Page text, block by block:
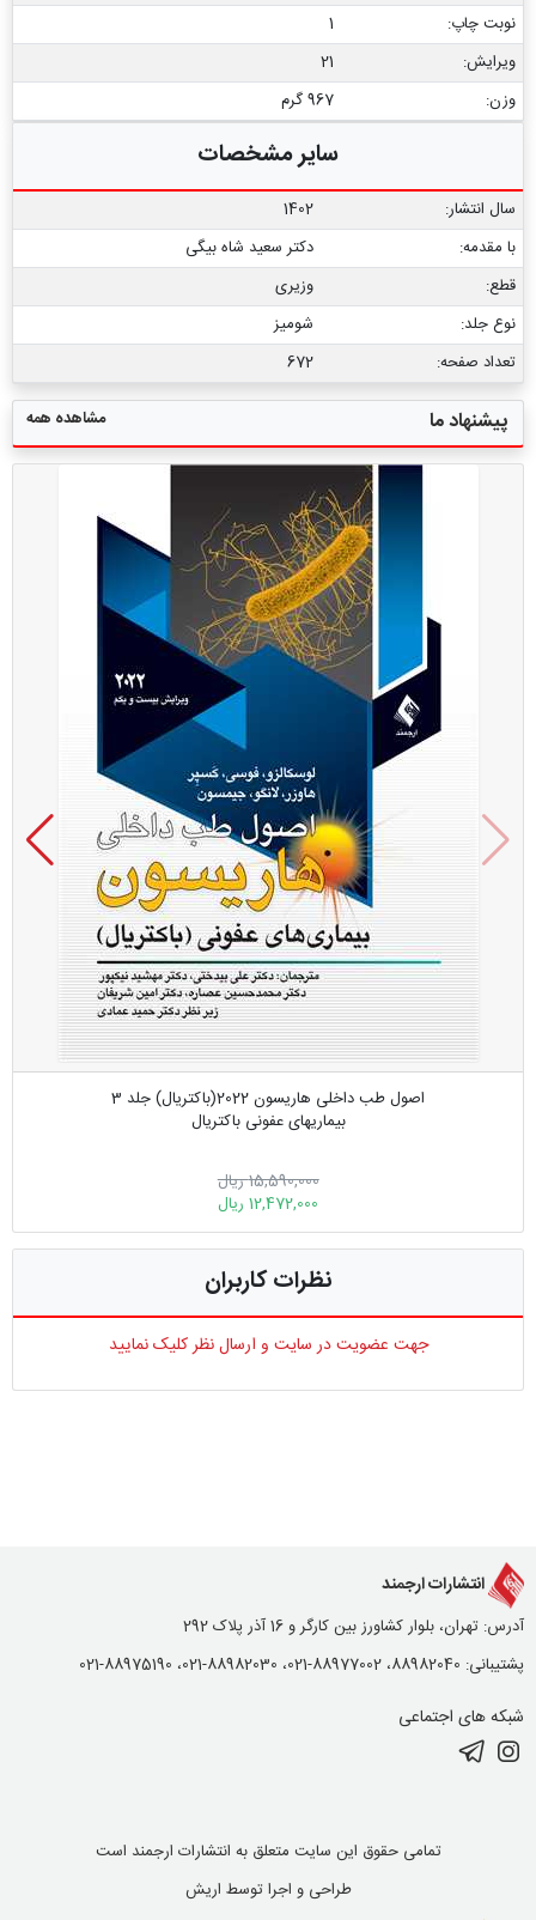
نوبت چاپ:
1
ویرایش:
21
وزن:
967 گرم
سایر مشخصات
سال انتشار:
1402
با مقدمه:
دکتر سعید شاه بیگی
قطع:
وزیری
نوع جلد:
شومیز
تعداد صفحه:
672
پیشنهاد ما مشاهده همه
اصول طب داخلی هاریسون 2022(باکتریال) جلد 3
بیماریهای عفونی باکتریال
15,590,000 ریال
12,472,000 ریال
نظرات کاربران
جهت عضویت در سایت و ارسال نظر کلیک نمایید
انتشارات ارجمند
آدرس: تهران، بلوار کشاورز بین کارگر و 16 آذر پلاک 292
پشتیبانی: 88982040، 88977002-021، 88982030-021، 88975190-021
شبکه های اجتماعی
تمامی حقوق این سایت متعلق به انتشارات ارجمند است
طراحی و اجرا توسط اریش